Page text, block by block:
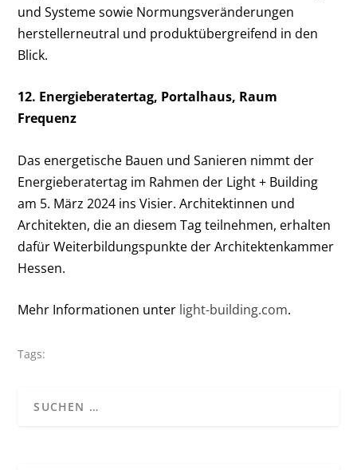
und Systeme sowie Normungsveränderungen
herstellerneutral und produktübergreifend in den
Blick.
12. Energieberatertag, Portalhaus, Raum
Frequenz
Das energetische Bauen und Sanieren nimmt der
Energieberatertag im Rahmen der Light + Building
am 5. März 2024 ins Visier. Architektinnen und
Architekten, die an diesem Tag teilnehmen, erhalten
dafür Weiterbildungspunkte der Architektenkammer
Hessen.
Mehr Informationen unter light-building.com.
Tags: